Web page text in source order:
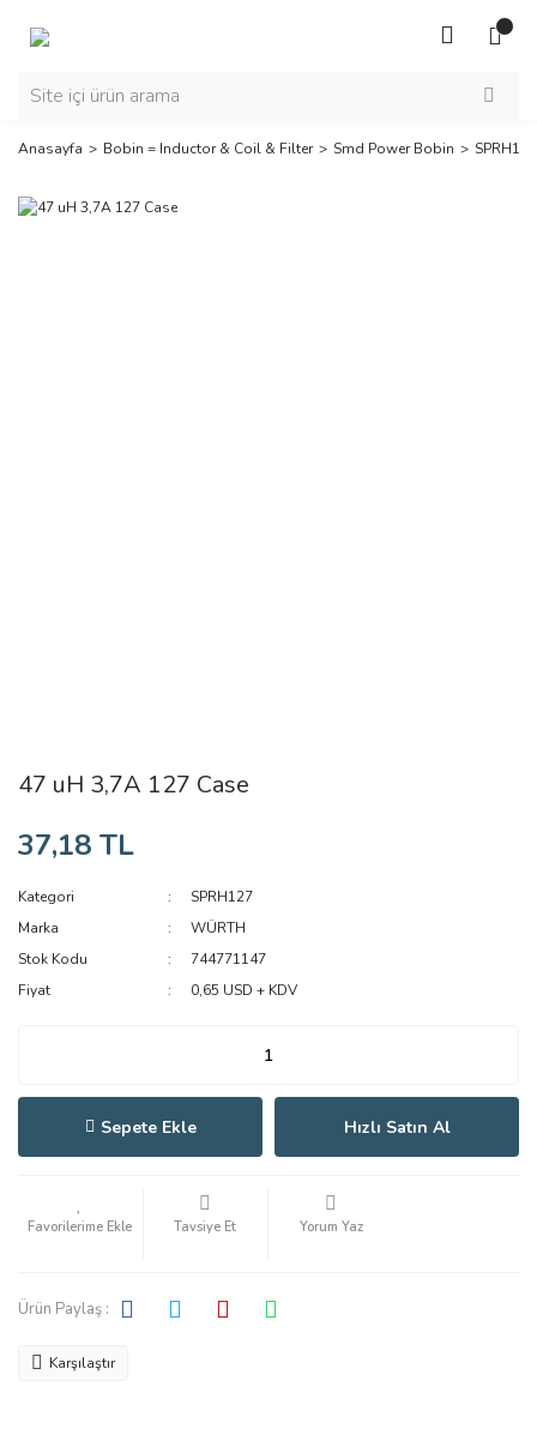
Anasayfa Bobin = Inductor & Coil & Filter Smd Power Bobin SPRH127
47 uH 3,7A 127 Case
37,18 TL
Kategori
SPRH127
Marka
WÜRTH
Stok Kodu
744771147
Fiyat
0,65 USD + KDV
Sepete Ekle Hızlı Satın Al
Tavsiye Et Yorum Yaz
Ürün Paylaş :
Karşılaştır